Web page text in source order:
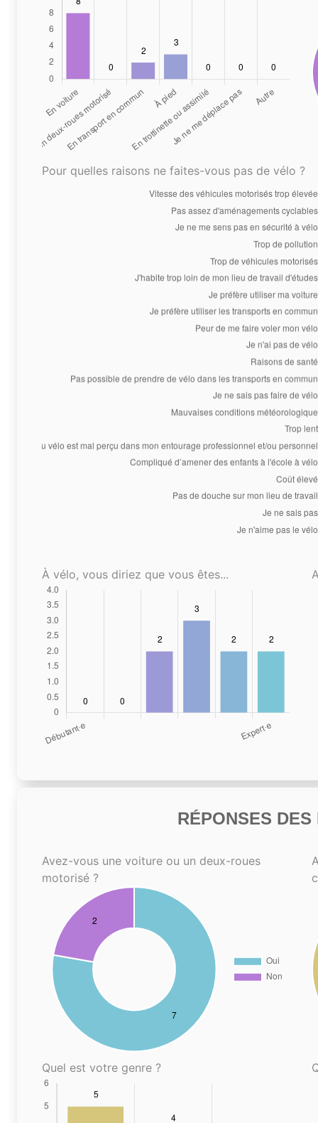
Pour quelles raisons ne faites-vous pas de vélo ?
À vélo, vous diriez que vous êtes...
RÉPONSES
Avez-vous une voiture ou un deux-roues
motorisé ?
Quel est votre genre ?